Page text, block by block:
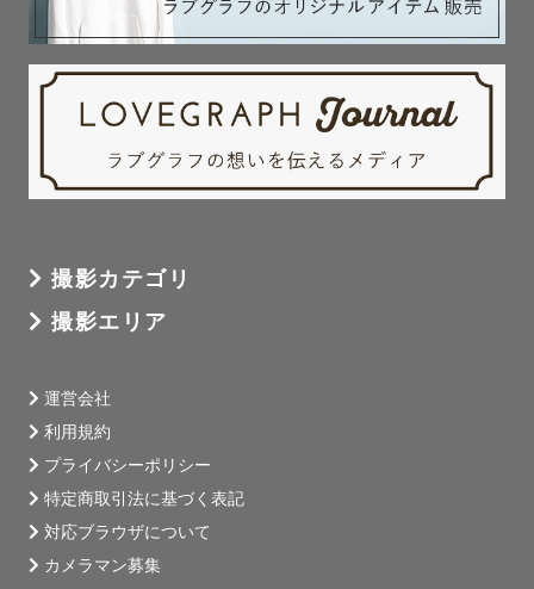
写る人だけでなく、周りの環境を残すことで、
成長、家族の変化、おもかげをより感じていただけるアル
バムを目指しています。
＿＿＿＿＿＿＿＿＿＿＿＿
ハイテンションで笑わせる！よりも、ゆっくりお話しなが
ら撮影していきます。
尊さやかわいさをカタチにすることが得意です。
▼ファミリーキッズ撮影
お子様との距離感、気持ちを大切にしています。
撮影カテゴリ
撮影エリア
運営会社
利用規約
プライバシーポリシー
特定商取引法に基づく表記
対応ブラウザについて
カメラマン募集